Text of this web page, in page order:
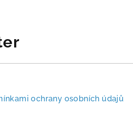
ochrany osobních údajů